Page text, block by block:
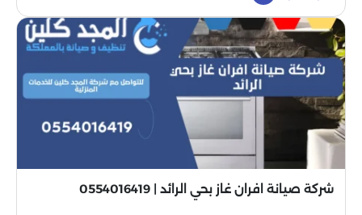
شركة صيانة افران غاز بحي الرائد | 0554016419